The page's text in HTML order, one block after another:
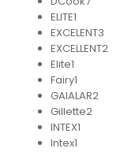
ELITE1
EXCELENT3
EXCELLENT2
Elite1
Fairy1
GAIALAR2
Gillette2
INTEX1
Intex1